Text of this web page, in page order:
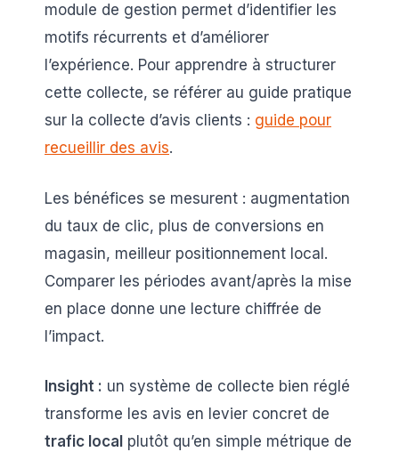
module de gestion permet d’identifier les
motifs récurrents et d’améliorer
l’expérience. Pour apprendre à structurer
cette collecte, se référer au guide pratique
sur la collecte d’avis clients : guide pour
recueillir des avis.
Les bénéfices se mesurent : augmentation
du taux de clic, plus de conversions en
magasin, meilleur positionnement local.
Comparer les périodes avant/après la mise
en place donne une lecture chiffrée de
l’impact.
Insight : un système de collecte bien réglé
transforme les avis en levier concret de
trafic local plutôt qu’en simple métrique de